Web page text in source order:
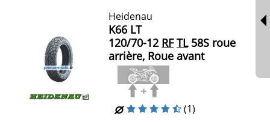
Heidenau
K66 LT
120/70-12 RF TL58S roue
arrière, Roue avant
(1)